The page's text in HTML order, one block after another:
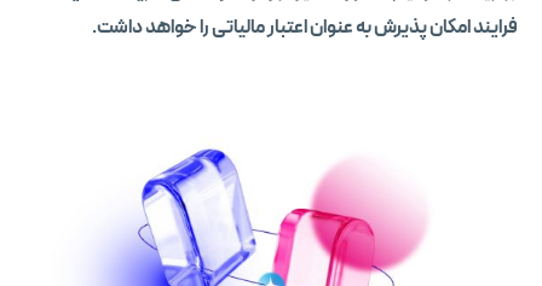
فرایند امکان پذیرش به عنوان اعتبار مالیاتی را خواهد داشت.